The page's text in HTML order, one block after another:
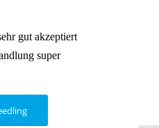
gut akzeptiert
super